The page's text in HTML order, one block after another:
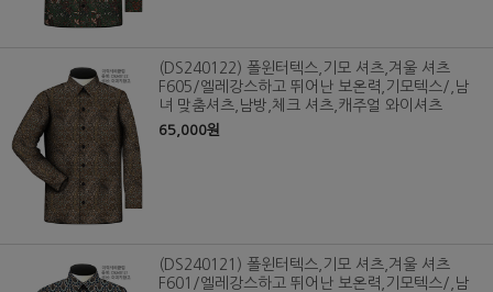
(DS240122) 폴윈터텍스,기모 셔츠,겨울 셔츠
F605/엘레강스하고 뛰어난 보온력,기모텍스/,남
녀 맞춤셔츠,남방,체크 셔츠,캐주얼 와이셔츠
65,000원
(DS240121) 폴윈터텍스,기모 셔츠,겨울 셔츠
F601/엘레강스하고 뛰어난 보온력,기모텍스/,남